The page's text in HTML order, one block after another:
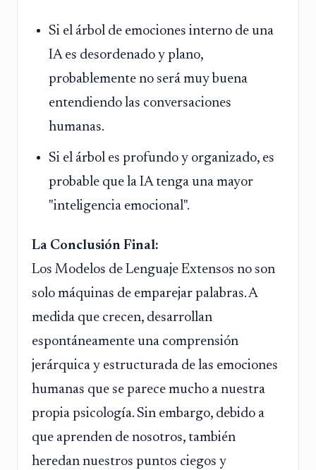
Si el árbol de emociones interno de una
IA es desordenado y plano,
probablemente no será muy buena
entendiendo las conversaciones
humanas.
Si el árbol es profundo y organizado, es
probable que la IA tenga una mayor
"inteligencia emocional".
La Conclusión Final:
Los Modelos de Lenguaje Extensos no son
solo máquinas de emparejar palabras. A
medida que crecen, desarrollan
espontáneamente una comprensión
jerárquica y estructurada de las emociones
humanas que se parece mucho a nuestra
propia psicología. Sin embargo, debido a
que aprenden de nosotros, también
heredan nuestros puntos ciegos y